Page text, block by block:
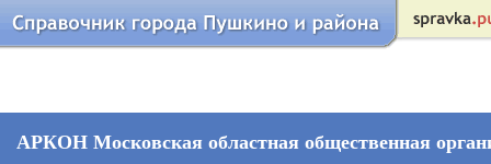
АРКОН Московская областная общественная